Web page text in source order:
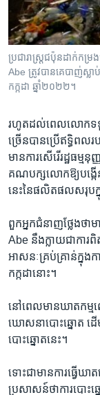
ប្រជារាស្ត្រ​ជប៉ុន​ដាក់​កម្
Abe ត្រូវ​បាន​គេ​បាញ់​ស្ល
កក្កដា ឆ្នាំ២០២២។
រហូត​ដល់​ពេល​លោកទទួ
ច្រើន​បាន​ប្រើ​ឥទ្ធិព
មាន​ការ​សើរើ​រដ្ឋធ
គណបក្ស​លោក​ឱ្យបង្ក
នេះនៃផលិតផល​សរុបក្
ពួក​អ្នក​ជំនាញ​ថ្លែង​
Abe នឹងក្លាយជា​ការ
អាសនៈ​គ្រប់គ្រាន់ក្នុង
កក្កដា​នោះ។
នៅ​ពេល​មាន​ឃាតកម្ម​
ឃោសនាបោះឆ្នោត ដើ
បោះឆ្នោត​នេះ។
ទោះជាមាន​ការ​ធ្វើ​
ប្រសាសន៍​ថាការបោះឆ្